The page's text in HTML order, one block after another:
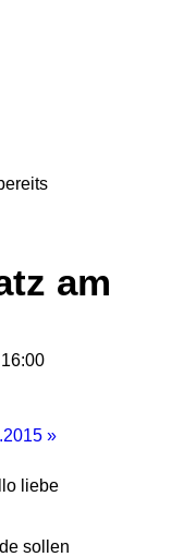
am
16:00
»
liebe
sollen